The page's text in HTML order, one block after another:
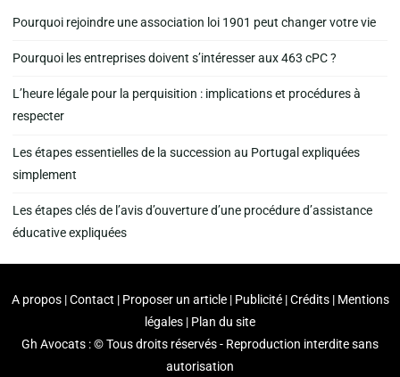
Pourquoi rejoindre une association loi 1901 peut changer votre vie
Pourquoi les entreprises doivent s’intéresser aux 463 cPC ?
L’heure légale pour la perquisition : implications et procédures à
respecter
Les étapes essentielles de la succession au Portugal expliquées
simplement
Les étapes clés de l’avis d’ouverture d’une procédure d’assistance
éducative expliquées
A propos | Contact | Proposer un article | Publicité | Crédits | Mentions
légales | Plan du site
Gh Avocats : © Tous droits réservés - Reproduction interdite sans
autorisation